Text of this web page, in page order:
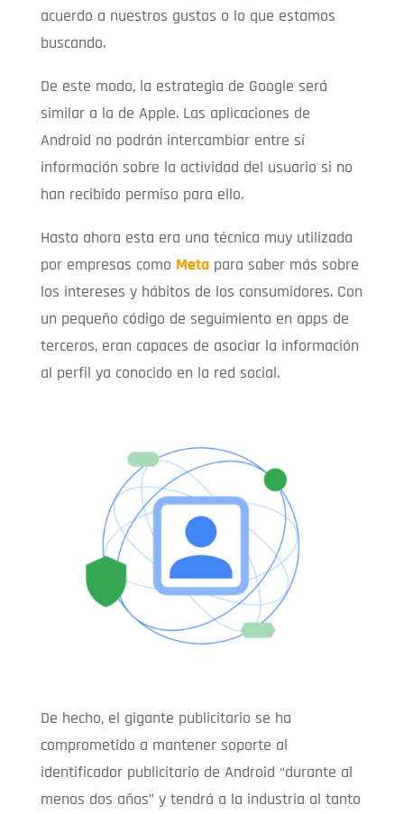
acuerdo a nuestros gustos o lo que estamos
buscando.
De este modo, la estrategia de Google será
similar a la de Apple. Las aplicaciones de
Android no podrán intercambiar entre sí
información sobre la actividad del usuario si no
han recibido permiso para ello.
Hasta ahora esta era una técnica muy utilizada
por empresas como Metapara saber más sobre
los intereses y hábitos de los consumidores. Con
un pequeño código de seguimiento en apps de
terceros, eran capaces de asociar la información
al perfil ya conocido en la red social.
De hecho, el gigante publicitario se ha
comprometido a mantener soporte al
identificador publicitario de Android “durante al
menos dos años” y tendrá a la industria al tanto